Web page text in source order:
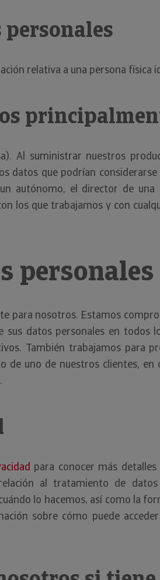
personales
relativa a una persona física
Al suministrar nuestros
datos que podrían
autónomo, el director de
los que trabajamos y con
personales
para nosotros. Estamos
datos personales en todos
También trabajamos para
de uno de nuestros clientes,
para conocer más
al tratamiento de
lo hacemos, así como la
sobre cómo puede